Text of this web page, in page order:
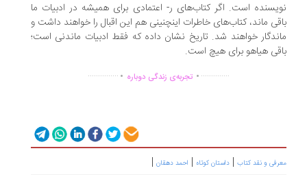
است. اگر کتاب‌های ر- اعتمادی برای همیشه در ادبیات ما
ماند، کتاب‌های خاطرات اینچنینی هم این اقبال را خواهند داشت و
خواهند شد. تاریخ نشان داده که فقط ادبیات ماندنی است؛
هیاهو برای هیچ است.
............... .تجربه‌ی زندگی دوباره ...............
و نقد کتاب|داستان کوتاه|احمد دهقان|